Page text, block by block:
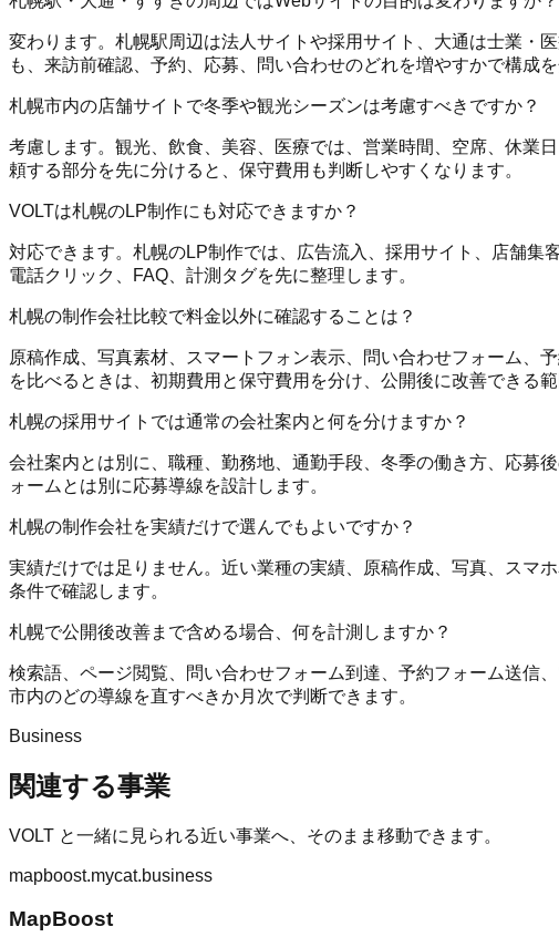
変わります。札幌駅周辺は法人サイトや採用サイト、大通は士業・
も、来訪前確認、予約、応募、問い合わせのどれを増やすかで構成を
札幌市内の店舗サイトで冬季や観光シーズンは考慮すべきですか？
考慮します。観光、飲食、美容、医療では、営業時間、空席、休業
頼する部分を先に分けると、保守費用も判断しやすくなります。
VOLTは札幌のLP制作にも対応できますか？
対応できます。札幌のLP制作では、広告流入、採用サイト、店舗集
電話クリック、FAQ、計測タグを先に整理します。
札幌の制作会社比較で料金以外に確認することは？
原稿作成、写真素材、スマートフォン表示、問い合わせフォーム、
を比べるときは、初期費用と保守費用を分け、公開後に改善できる範
札幌の採用サイトでは通常の会社案内と何を分けますか？
会社案内とは別に、職種、勤務地、通勤手段、冬季の働き方、応募
ォームとは別に応募導線を設計します。
札幌の制作会社を実績だけで選んでもよいですか？
実績だけでは足りません。近い業種の実績、原稿作成、写真、スマ
条件で確認します。
札幌で公開後改善まで含める場合、何を計測しますか？
検索語、ページ閲覧、問い合わせフォーム到達、予約フォーム送信
市内のどの導線を直すべきか月次で判断できます。
Business
関連する事業
VOLT と一緒に見られる近い事業へ、そのまま移動できます。
mapboost.mycat.business
MapBoost